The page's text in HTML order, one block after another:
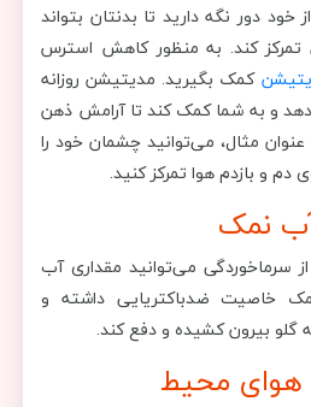
دور نگه دارید تا بدنتان بتواند
کند. به منظور کاهش استرس
کمک بگیرید. مدیتیشن روزانه
و به شما کمک کند تا آرامش ذهن
مثال، می‌توانید چشمان خود را
دم و بازدم هوا تمرکز کنید.
سرماخوردگی می‌توانید مقداری آب
خاصیت ضدباکتریایی داشته و
گلو بیرون کشیده و دفع کند.